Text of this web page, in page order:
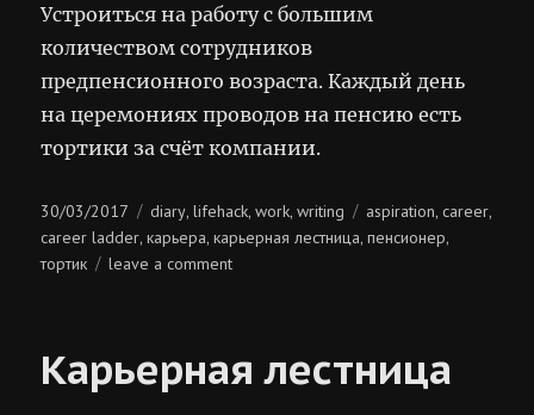
Устроиться на работу с большим
количеством сотрудников
предпенсионного возраста. Каждый день
на церемониях проводов на пенсию есть
тортики за счёт компании.
Posted
on
30/03/2017 Categories
diary,lifehack,work,writing Tags
aspiration,career,
career ladder,карьера,карьерная лестница,пенсионер,
тортик leave a commenton
Карьерная лестница